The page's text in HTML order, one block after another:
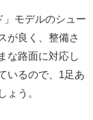
」モデルのシュー
が良く、整備さ
な路面に対応し
いるので、1足あ
ょう。